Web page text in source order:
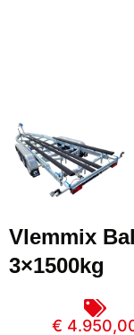
Vlemmix
3×1500kg
€